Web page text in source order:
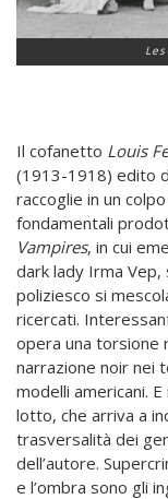
Il cofanetto Louis
(1913-1918) edito
raccoglie in un
fondamentali
Vampires, in cui
dark lady Irma Vep,
poliziesco si
ricercati.
opera una torsione
narrazione noir nei
modelli americani. E
lotto, che arriva a
trasversalità dei
dell’autore.
e l’ombra sono gli